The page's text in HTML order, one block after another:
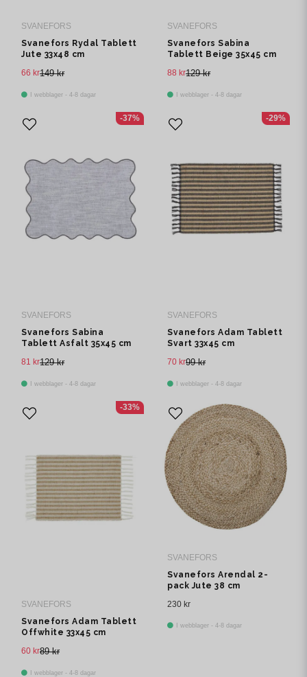
SVANEFORS
Svanefors Rydal Tablett
Jute 33x48 cm
149 kr
66 kr
I webblager - 4-8 dagar
SVANEFORS
Svanefors Sabina
Tablett Beige 35x45 cm
129 kr
88 kr
I webblager - 4-8 dagar
SVANEFORS
Svanefors Sabina
Tablett Asfalt 35x45 cm
129 kr
81 kr
I webblager - 4-8 dagar
-37%
SVANEFORS
Svanefors Adam Tablett
Svart 33x45 cm
99 kr
70 kr
I webblager - 4-8 dagar
-29%
SVANEFORS
Svanefors Adam Tablett
Offwhite 33x45 cm
89 kr
60 kr
I webblager - 4-8 dagar
-33%
SVANEFORS
Svanefors Arendal 2-
pack Jute 38 cm
230 kr
I webblager - 4-8 dagar